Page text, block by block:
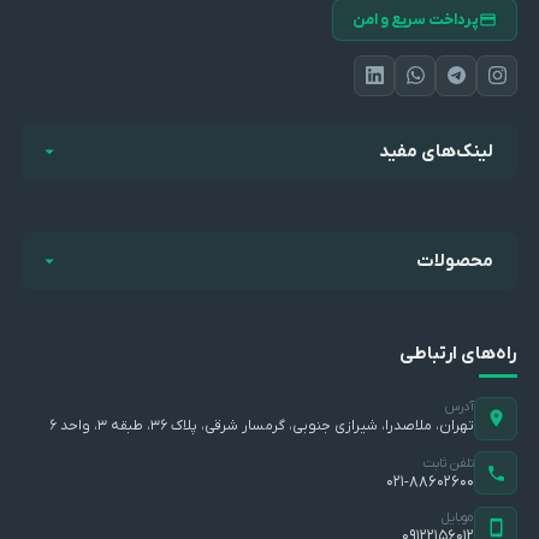
پرداخت سریع و امن
لینک‌های مفید
محصولات
راه‌های ارتباطی
آدرس
تهران، ملاصدرا، شیرازی جنوبی، گرمسار شرقی، پلاک ۳۶، طبقه ۳، واحد ۶
تلفن ثابت
۰۲۱-۸۸۶۰۲۶۰۰
موبایل